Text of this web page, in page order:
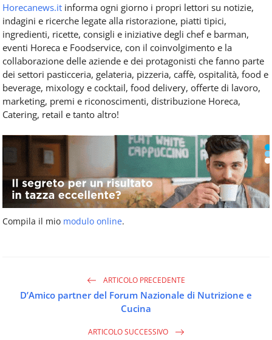
Horecanews.it informa ogni giorno i propri lettori su notizie,
indagini e ricerche legate alla ristorazione, piatti tipici,
ingredienti, ricette, consigli e iniziative degli chef e barman,
eventi Horeca e Foodservice, con il coinvolgimento e la
collaborazione delle aziende e dei protagonisti che fanno parte
dei settori pasticceria, gelateria, pizzeria, caffè, ospitalità, food e
beverage, mixology e cocktail, food delivery, offerte di lavoro,
marketing, premi e riconoscimenti, distribuzione Horeca,
Catering, retail e tanto altro!
Compila il mio modulo online.
ARTICOLO PRECEDENTE
D’Amico partner del Forum Nazionale di Nutrizione e
Cucina
ARTICOLO SUCCESSIVO